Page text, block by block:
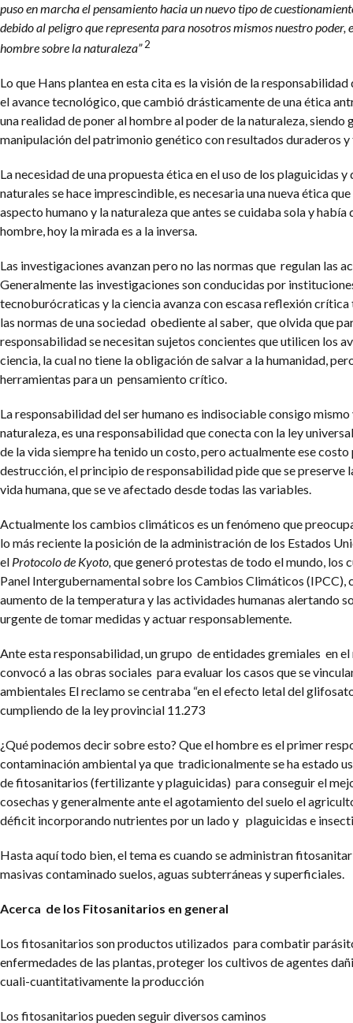
pusoen marcha el pensamiento hacia un nuevo tipo de
debido al peligro que representa para nosotros mismos nuestro poder,
hombre sobre la naturaleza”2
Lo que Hans plantea en esta cita es la visión de la
el avance tecnológico, que cambió drásticamente de una ética
una realidad de poner al hombre al poder de la naturaleza, siendo
manipulación del patrimonio genético con resultados duraderos
La necesidad de una propuesta ética en el uso de los plaguicidas y
naturales se hace imprescindible, es necesaria una nueva ética
aspecto humano y la naturaleza que antes se cuidaba sola y había
hombre, hoy la mirada es a la inversa.
Las investigaciones avanzan pero no las normas que regulan las
Generalmente las investigaciones son conducidas por
tecnoburócraticas y la ciencia avanza con escasa reflexión
las normas de una sociedad obediente al saber, que olvida que
responsabilidad se necesitan sujetos concientes que utilicen los
ciencia, la cual no tiene la obligación de salvar a la humanidad,
herramientas para un pensamiento crítico.
La responsabilidad del ser humano es indisociable consigo mismo
naturaleza, es una responsabilidad que conecta con la ley
de la vida siempre ha tenido un costo, pero actualmente ese costo
destrucción, el principio de responsabilidad pide que se preserve
vida humana, que se ve afectado desde todas las variables.
Actualmente los cambios climáticos es un fenómeno que
lo más reciente la posición de la administración de los Estados
el Protocolo de Kyoto,que generó protestas de todo el mundo, los
Panel Intergubernamental sobre los Cambios Climáticos (IPCC),
aumento de la temperatura y las actividades humanas alertando
urgente de tomar medidas y actuar responsablemente.
Ante esta responsabilidad, un grupo de entidades gremiales en
convocó a las obras sociales para evaluar los casos que se
ambientales El reclamo se centraba “en el efecto letal del
cumpliendo de la ley provincial 11.273
¿Qué podemos decir sobre esto? Que el hombre es el primer
contaminación ambiental ya que tradicionalmente se ha estado
de fitosanitarios (fertilizante y plaguicidas) para conseguir el
cosechas y generalmente ante el agotamiento del suelo el
déficit incorporando nutrientes por un lado y plaguicidas e
Hasta aquí todo bien, el tema es cuando se administran
masivas contaminado suelos, aguas subterráneas y superficiales.
Acerca de los Fitosanitarios en general
Los fitosanitarios son productos utilizados para combatir
enfermedades de las plantas, proteger los cultivos de agentes
cuali-cuantitativamente la producción
Los fitosanitarios pueden seguir diversos caminos